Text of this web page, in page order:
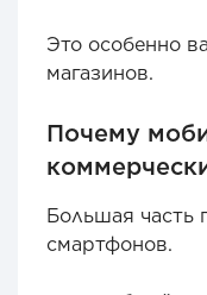
Это особенно
магазинов.
Почему
Большая часть
смартфонов.